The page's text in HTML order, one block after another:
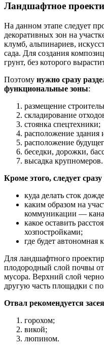
Ландшафтное
На данном этапе следует
декоративных зон на
клумб, альпинариев,
сада. Для создания
грунт, без которого
Поэтому нужно сразу
функциональные зоны:
размещение
складирование
стоянка спецтехники;
расположение здания
расположение
беседки, дорожки,
высадка крупномеров.
Кроме этого, следует
куда делать сток
каким образом на
коммуникации —
какое оставить
хозпостройками;
где будет автономная
Для ландшафтного
плодородный слой почвы
мусора. Верхний слой
другую часть площадки с
Отвал рекомендуется
горохом;
викой;
люпином.